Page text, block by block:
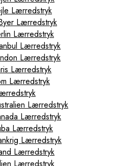
Lærredstryk
Lærredstryk
Lærredstryk
Lærredstryk
Lærredstryk
Lærredstryk
Lærredstryk
Lærredstryk
Lærredstryk
Lærredstryk
Lærredstryk
Lærredstryk